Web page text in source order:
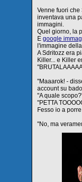
Venne fuori
inventava una
immagini.
Quel giorno, la
E google
l'immagine della
A Sdritozz era
Killer... e Killer
"Maaarok! -
account su
"A quale
"PETTA
Fesso io a
"No, ma